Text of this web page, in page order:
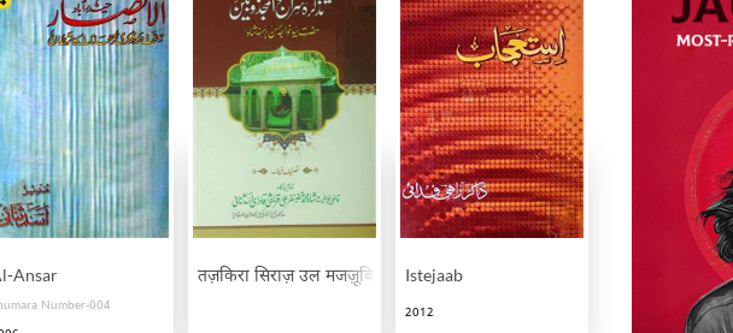
Ansar
Number-004
तज़किरा सिराज़ उल मजज़ूबिन हज़रत सैयद ख़्वाजा हसन बरहना शाह
Istejaab
2012